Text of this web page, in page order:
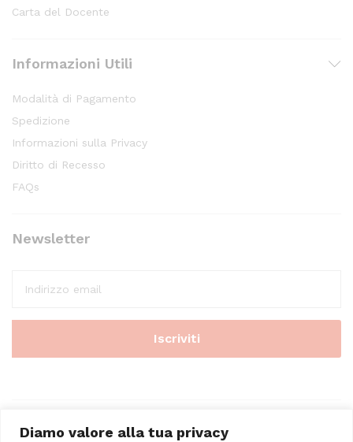
Diamo valore alla tua privacy
Carta del Docente
Informazioni Utili
Modalità di Pagamento
Spedizione
Informazioni sulla Privacy
Diritto di Recesso
FAQs
Newsletter